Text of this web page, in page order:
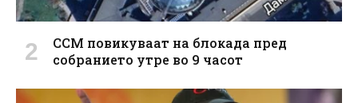
ССМ повикуваат на блокада пред
собранието утре во 9 часот